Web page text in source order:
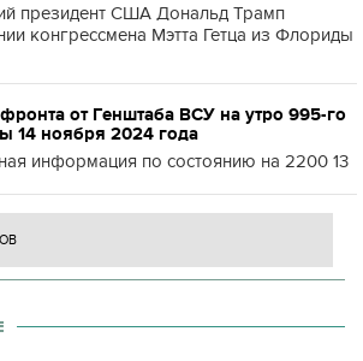
президент США Дональд Трамп
конгрессмена Мэтта Гетца из Флориды
от Генштаба ВСУ на утро 995-го
14 ноября 2024 года
информация по состоянию на 2200 13